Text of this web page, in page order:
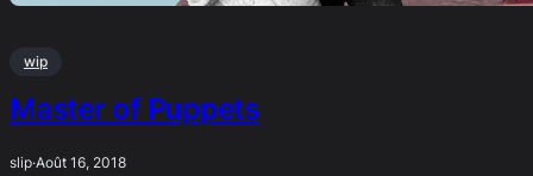
wip
Master of Puppets
slip·Août 16, 2018